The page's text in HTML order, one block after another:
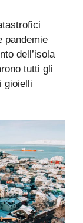
pandemie
dell’isola
tutti gli
gioielli